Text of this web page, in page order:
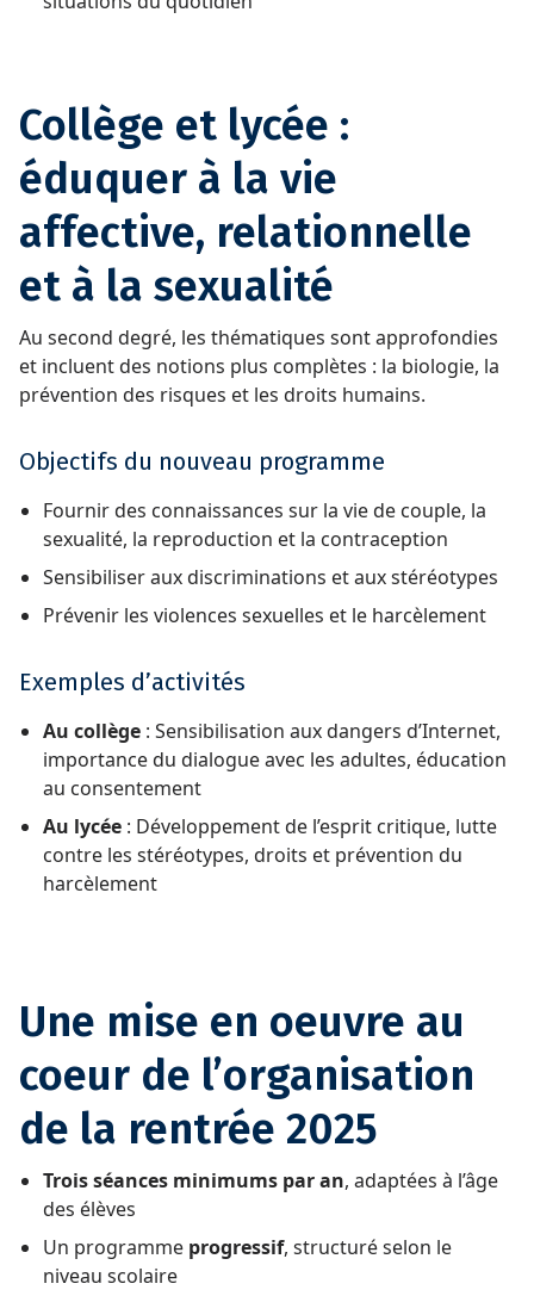
Collège et lycée :
éduquer à la vie
affective, relationnelle
et à la sexualité
Au second degré, les thématiques sont approfondies
et incluent des notions plus complètes : la biologie, la
prévention des risques et les droits humains.
Objectifs du nouveau programme
Fournir des connaissances sur la vie de couple, la
sexualité, la reproduction et la contraception
Sensibiliser aux discriminations et aux stéréotypes
Prévenir les violences sexuelles et le harcèlement
Exemples d’activités
Au collège : Sensibilisation aux dangers d’Internet,
importance du dialogue avec les adultes, éducation
au consentement
Au lycée : Développement de l’esprit critique, lutte
contre les stéréotypes, droits et prévention du
harcèlement
Une mise en oeuvre au
coeur de l’organisation
de la rentrée 2025
Trois séances minimums par an, adaptées à l’âge
des élèves
Un programme progressif, structuré selon le
niveau scolaire